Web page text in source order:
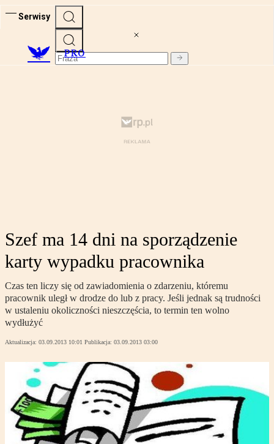
Serwisy
PRO
Szef ma 14 dni na sporządzenie
karty wypadku pracownika
Czas ten liczy się od zawiadomienia o zdarzeniu, któremu
pracownik uległ w drodze do lub z pracy. Jeśli jednak są trudności
w ustaleniu okoliczności nieszczęścia, to termin ten wolno
wydłużyć
Aktualizacja: 03.09.2013 10:01 Publikacja: 03.09.2013 03:00